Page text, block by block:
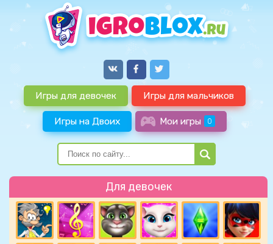
Игры для девочек Игры для мальчиков
Игры на Двоих Мои игры 0
Для девочек